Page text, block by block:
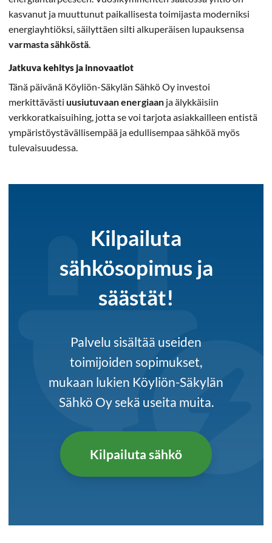
kasvanut ja muuttunut paikallisesta toimijasta moderniksi
energiayhtiöksi, säilyttäen silti alkuperäisen lupauksensa
varmasta sähköstä.
Jatkuva kehitys ja innovaatiot
Tänä päivänä Köyliön-Säkylän Sähkö Oy investoi
merkittävästi uusiutuvaan energiaan ja älykkäisiin
verkkoratkaisuihing, jotta se voi tarjota asiakkailleen entistä
ympäristöystävällisempää ja edullisempaa sähköä myös
tulevaisuudessa.
Kilpailuta
sähkösopimus ja
säästät!
Palvelu sisältää useiden
toimijoiden sopimukset,
mukaan lukien Köyliön-Säkylän
Sähkö Oy sekä useita muita.
Kilpailuta sähkö